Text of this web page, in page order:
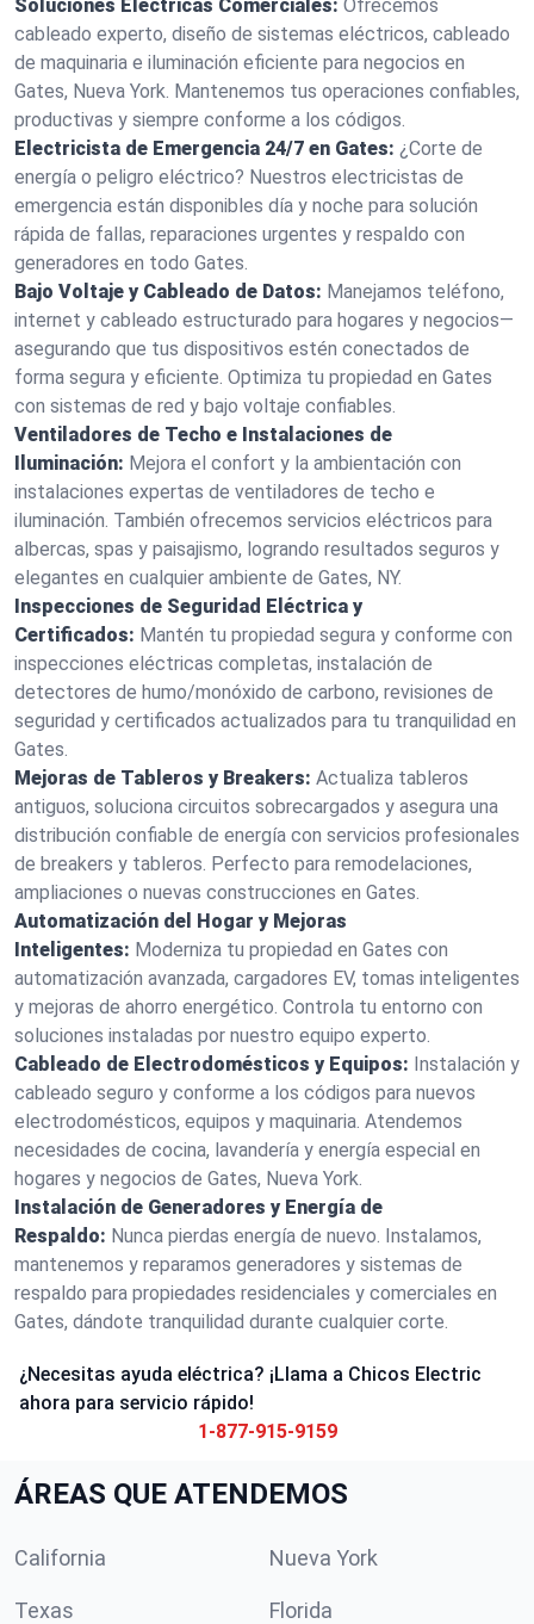
Soluciones Eléctricas Comerciales: Ofrecemos
cableado experto, diseño de sistemas eléctricos, cableado
de maquinaria e iluminación eficiente para negocios en
Gates, Nueva York. Mantenemos tus operaciones confiables,
productivas y siempre conforme a los códigos.
Electricista de Emergencia 24/7 en Gates: ¿Corte de
energía o peligro eléctrico? Nuestros electricistas de
emergencia están disponibles día y noche para solución
rápida de fallas, reparaciones urgentes y respaldo con
generadores en todo Gates.
Bajo Voltaje y Cableado de Datos: Manejamos teléfono,
internet y cableado estructurado para hogares y negocios—
asegurando que tus dispositivos estén conectados de
forma segura y eficiente. Optimiza tu propiedad en Gates
con sistemas de red y bajo voltaje confiables.
Ventiladores de Techo e Instalaciones de
Iluminación: Mejora el confort y la ambientación con
instalaciones expertas de ventiladores de techo e
iluminación. También ofrecemos servicios eléctricos para
albercas, spas y paisajismo, logrando resultados seguros y
elegantes en cualquier ambiente de Gates, NY.
Inspecciones de Seguridad Eléctrica y
Certificados: Mantén tu propiedad segura y conforme con
inspecciones eléctricas completas, instalación de
detectores de humo/monóxido de carbono, revisiones de
seguridad y certificados actualizados para tu tranquilidad en
Gates.
Mejoras de Tableros y Breakers: Actualiza tableros
antiguos, soluciona circuitos sobrecargados y asegura una
distribución confiable de energía con servicios profesionales
de breakers y tableros. Perfecto para remodelaciones,
ampliaciones o nuevas construcciones en Gates.
Automatización del Hogar y Mejoras
Inteligentes: Moderniza tu propiedad en Gates con
automatización avanzada, cargadores EV, tomas inteligentes
y mejoras de ahorro energético. Controla tu entorno con
soluciones instaladas por nuestro equipo experto.
Cableado de Electrodomésticos y Equipos: Instalación y
cableado seguro y conforme a los códigos para nuevos
electrodomésticos, equipos y maquinaria. Atendemos
necesidades de cocina, lavandería y energía especial en
hogares y negocios de Gates, Nueva York.
Instalación de Generadores y Energía de
Respaldo: Nunca pierdas energía de nuevo. Instalamos,
mantenemos y reparamos generadores y sistemas de
respaldo para propiedades residenciales y comerciales en
Gates, dándote tranquilidad durante cualquier corte.
¿Necesitas ayuda eléctrica? ¡Llama a Chicos Electric
ahora para servicio rápido!
1-877-915-9159
ÁREAS QUE ATENDEMOS
California Nueva York
Texas Florida